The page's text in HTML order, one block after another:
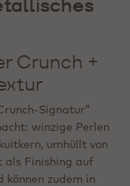
Crunch +
winzige Perlen
umhüllt von
als Finishing auf
können zudem in
Miniaturperlen
lassen sich leicht
sich für Shakes,
Eis oder Bavarois
knusprig.
/
ist – festlich,
Sie sind
sich auf dem
auf